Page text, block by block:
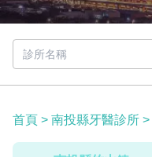
首頁 > 南投縣牙醫診所 >